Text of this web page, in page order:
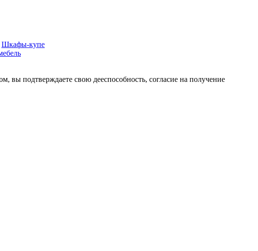
Шкафы-купе
вы подтверждаете свою дееспособность, согласие на получение